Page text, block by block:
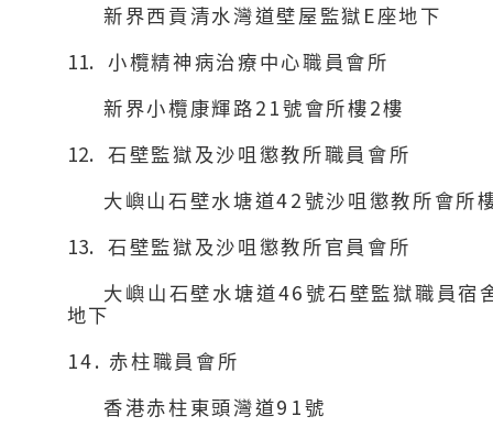
新界西貢清水灣道壁屋監獄 E 座地下
11. 小欖精神病治療中心職員會所
新界小欖康輝路 21 號會所樓 2樓
12. 石壁監獄及沙咀懲教所職員會所
大嶼山石壁水塘道42 號沙咀懲教所會所
13. 石壁監獄及沙咀懲教所官員會所
大嶼山石壁水塘道46 號石壁監獄職員宿
地下
14. 赤柱職員會所
香港赤柱東頭灣道91 號